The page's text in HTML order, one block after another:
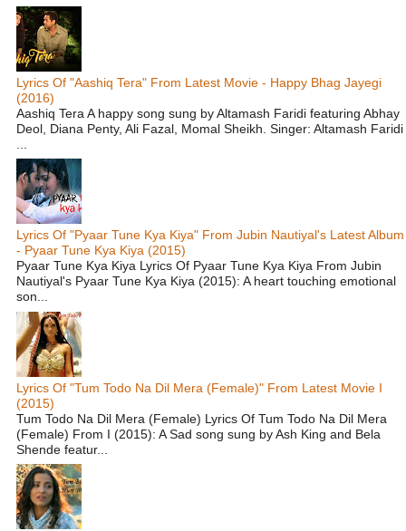
Lyrics Of "Aashiq Tera" From Latest Movie - Happy Bhag Jayegi
(2016)
Aashiq Tera A happy song sung by Altamash Faridi featuring Abhay
Deol, Diana Penty, Ali Fazal, Momal Sheikh. Singer: Altamash Faridi
Lyrics Of "Pyaar Tune Kya Kiya" From Jubin Nautiyal's Latest Album
- Pyaar Tune Kya Kiya (2015)
Pyaar Tune Kya Kiya Lyrics Of Pyaar Tune Kya Kiya From Jubin
Nautiyal's Pyaar Tune Kya Kiya (2015): A heart touching emotional
son...
Lyrics Of "Tum Todo Na Dil Mera (Female)" From Latest Movie I
(2015)
Tum Todo Na Dil Mera (Female) Lyrics Of Tum Todo Na Dil Mera
(Female) From I (2015): A Sad song sung by Ash King and Bela
Shende featur...